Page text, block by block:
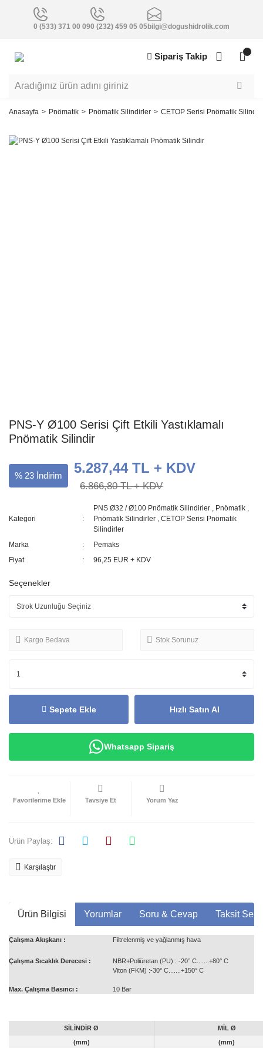
0 (533) 371 00 090 (232) 459 05 05bilgi@dogushidrolik.com
Sipariş Takip
Anasayfa Pnömatik Pnömatik Silindirler CETOP Serisi Pnömatik
PNS-Y Ø100 Serisi Çift Etkili Yastıklamalı
Pnömatik Silindir
% 23 İndirim 5.287,44 TL + KDV
6.866,80 TL + KDV
Kategori
PNS Ø32 / Ø100 Pnömatik Silindirler , Pnömatik ,
Pnömatik Silindirler ,CETOP Serisi Pnömatik
Silindirler
Marka
Pemaks
Fiyat
96,25 EUR + KDV
Seçenekler
Kargo Bedava Stok Sorunuz
Sepete Ekle Hızlı Satın Al
Whatsapp Sipariş
Tavsiye Et Yorum Yaz
Ürün Paylaş:
Karşılaştır
Ürün Bilgisi Yorumlar Soru & Cevap Taksit
Çalışma Akışkanı : Filtrelenmiş ve yağlanmış hava
Çalışma Sıcaklık Derecesi :
NBR+Poliüretan (PU) : -20° C.......+80° C
Viton (FKM) :-30° C.......+150° C
Max. Çalışma Basıncı : 10 Bar
SİLİNDİR Ø
MİL Ø
(mm)
(mm)